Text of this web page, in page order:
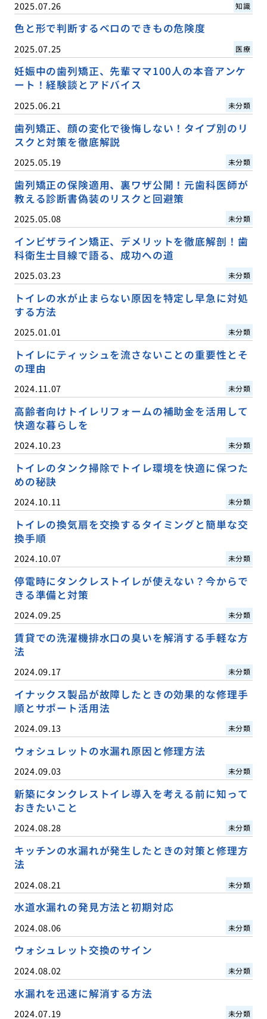
2025.07.26 知識
色と形で判断するベロのできもの危険度
2025.07.25 医療
妊娠中の歯列矯正、先輩ママ100人の本音アンケ
ート！経験談とアドバイス
2025.06.21 未分類
歯列矯正、顔の変化で後悔しない！タイプ別のリ
スクと対策を徹底解説
2025.05.19 未分類
歯列矯正の保険適用、裏ワザ公開！元歯科医師が
教える診断書偽装のリスクと回避策
2025.05.08 未分類
インビザライン矯正、デメリットを徹底解剖！歯
科衛生士目線で語る、成功への道
2025.03.23 未分類
トイレの水が止まらない原因を特定し早急に対処
する方法
2025.01.01 未分類
トイレにティッシュを流さないことの重要性とそ
の理由
2024.11.07 未分類
高齢者向けトイレリフォームの補助金を活用して
快適な暮らしを
2024.10.23 未分類
トイレのタンク掃除でトイレ環境を快適に保つた
めの秘訣
2024.10.11 未分類
トイレの換気扇を交換するタイミングと簡単な交
換手順
2024.10.07 未分類
停電時にタンクレストイレが使えない？今からで
きる準備と対策
2024.09.25 未分類
賃貸での洗濯機排水口の臭いを解消する手軽な方
法
2024.09.17 未分類
イナックス製品が故障したときの効果的な修理手
順とサポート活用法
2024.09.13 未分類
ウォシュレットの水漏れ原因と修理方法
2024.09.03 未分類
新築にタンクレストイレ導入を考える前に知って
おきたいこと
2024.08.28 未分類
キッチンの水漏れが発生したときの対策と修理方
法
2024.08.21 未分類
水道水漏れの発見方法と初期対応
2024.08.06 未分類
ウォシュレット交換のサイン
2024.08.02 未分類
水漏れを迅速に解消する方法
2024.07.19 未分類